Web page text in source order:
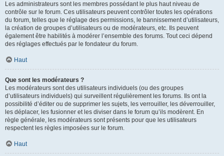
Les administrateurs sont les membres possédant le plus haut niveau de
contrôle sur le forum. Ces utilisateurs peuvent contrôler toutes les opérations
du forum, telles que le réglage des permissions, le bannissement d’utilisateurs,
la création de groupes d’utilisateurs ou de modérateurs, etc. Ils peuvent
également être habilités à modérer l’ensemble des forums. Tout ceci dépend
des réglages effectués par le fondateur du forum.
Haut
Que sont les modérateurs ?
Les modérateurs sont des utilisateurs individuels (ou des groupes
d’utilisateurs individuels) qui surveillent régulièrement les forums. Ils ont la
possibilité d’éditer ou de supprimer les sujets, les verrouiller, les déverrouiller,
les déplacer, les fusionner et les diviser dans le forum qu’ils modèrent. En
règle générale, les modérateurs sont présents pour que les utilisateurs
respectent les règles imposées sur le forum.
Haut